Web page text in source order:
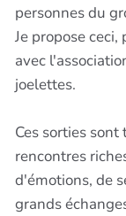
personnes du
Je propose
avec
joelettes.
Ces sorties
rencontres
d'émotions, de
grands